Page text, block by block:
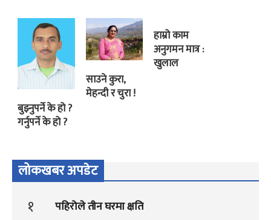
बुझ्नुपर्ने के हो ?
गर्नुपर्ने के हो ?
साउने कुरा,
मेहन्दी र चुरा !
हाम्रो काम
अनुगमन मात्र :
खुलाल
लोकखबर अपडेट
१ पहिरोले तीन घरमा क्षति